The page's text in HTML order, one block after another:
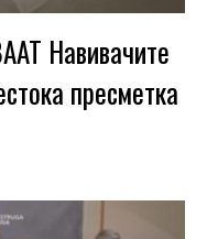
Навивачите
пресметка